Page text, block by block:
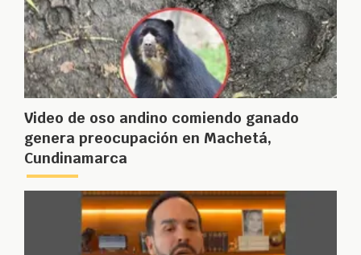
Video de oso andino comiendo ganado
genera preocupación en Machetá,
Cundinamarca